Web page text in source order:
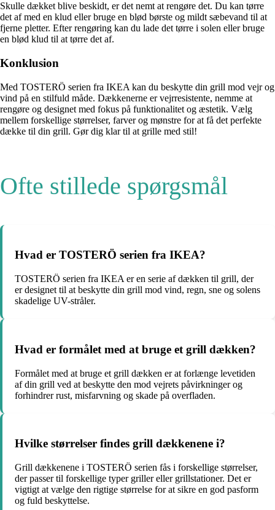
Skulle dækket blive beskidt, er det nemt at rengøre det. Du kan tørre
det af med en klud eller bruge en blød børste og mildt sæbevand til at
fjerne pletter. Efter rengøring kan du lade det tørre i solen eller bruge
en blød klud til at tørre det af.
Konklusion
Med TOSTERÖ serien fra IKEA kan du beskytte din grill mod vejr og
vind på en stilfuld måde. Dækkenerne er vejrresistente, nemme at
rengøre og designet med fokus på funktionalitet og æstetik. Vælg
mellem forskellige størrelser, farver og mønstre for at få det perfekte
dække til din grill. Gør dig klar til at grille med stil!
Ofte stillede spørgsmål
Hvad er TOSTERÖ serien fra IKEA?
TOSTERÖ serien fra IKEA er en serie af dækken til grill, der
er designet til at beskytte din grill mod vind, regn, sne og solens
skadelige UV-stråler.
Hvad er formålet med at bruge et grill dækken?
Formålet med at bruge et grill dækken er at forlænge levetiden
af din grill ved at beskytte den mod vejrets påvirkninger og
forhindrer rust, misfarvning og skade på overfladen.
Hvilke størrelser findes grill dækkenene i?
Grill dækkenene i TOSTERÖ serien fås i forskellige størrelser,
der passer til forskellige typer griller eller grillstationer. Det er
vigtigt at vælge den rigtige størrelse for at sikre en god pasform
og fuld beskyttelse.